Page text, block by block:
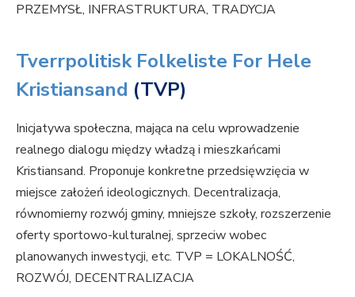
PRZEMYSŁ, INFRASTRUKTURA, TRADYCJA
Tverrpolitisk Folkeliste For Hele
Kristiansand (TVP)
Inicjatywa społeczna, mająca na celu wprowadzenie
realnego dialogu między władzą i mieszkańcami
Kristiansand. Proponuje konkretne przedsięwzięcia w
miejsce założeń ideologicznych. Decentralizacja,
równomierny rozwój gminy, mniejsze szkoły, rozszerzenie
oferty sportowo-kulturalnej, sprzeciw wobec
planowanych inwestycji, etc. TVP = LOKALNOŚĆ,
ROZWÓJ, DECENTRALIZACJA